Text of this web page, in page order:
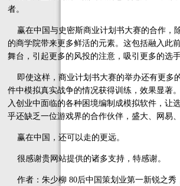
者。
赢在中国与史密斯商业计划书大赛的合作，
的商学院带来更多鲜活的元素。这包括融入此
舞台，引起更多的风投的注意，吸引更多的选手
即使这样，商业计划书大赛的举办还有更多
件中模拟真实战争的情况获得训练，效果显著
入创业中面临的各种困境编制成模拟软件，让
乎还缺乏一位游戏界的合作伙伴，盛大、网易
赢在中国，还可以走的更远。
很感谢贵网站提供的诸多支持，特感谢。
作者：朱少柳 80后中国策划业第一新锐之秀